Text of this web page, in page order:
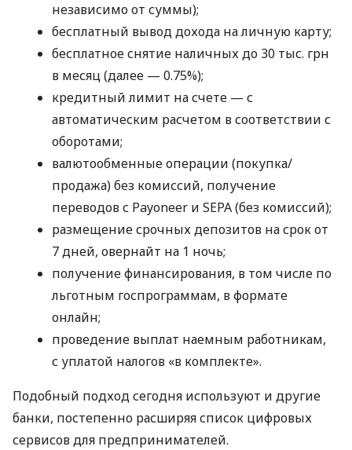
независимо от суммы);
бесплатный вывод дохода на личную карту;
бесплатное снятие наличных до 30 тыс. грн
в месяц (далее — 0.75%);
кредитный лимит на счете — с
автоматическим расчетом в соответствии с
оборотами;
валютообменные операции (покупка/
продажа) без комиссий, получение
переводов с Payoneer и SEPA (без комиссий);
размещение срочных депозитов на срок от
7 дней, овернайт на 1 ночь;
получение финансирования, в том числе по
льготным госпрограммам, в формате
онлайн;
проведение выплат наемным работникам,
с уплатой налогов «в комплекте».
Подобный подход сегодня используют и другие
банки, постепенно расширяя список цифровых
сервисов для предпринимателей.